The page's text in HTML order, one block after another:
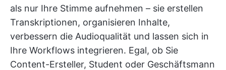
als nur Ihre Stimme aufnehmen – sie erstellen
Transkriptionen, organisieren Inhalte,
verbessern die Audioqualität und lassen sich in
Ihre Workflows integrieren. Egal, ob Sie
Content-Ersteller, Student oder Geschäftsmann